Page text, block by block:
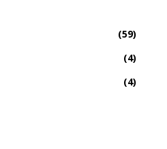
(59)
(4)
(4)